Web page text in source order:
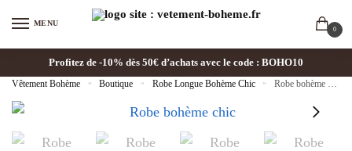
MENU
0
Profitez de -10% dès 50€ d’achats avec le code : BOHO10
Vêtement Bohème » Boutique » Robe Longue Bohème Chic » Robe bohème chic